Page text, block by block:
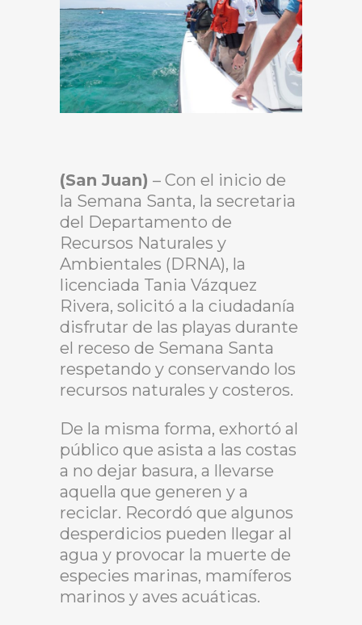
(San Juan) – Con el inicio de
la Semana Santa, la secretaria
del Departamento de
Recursos Naturales y
Ambientales (DRNA), la
licenciada Tania Vázquez
Rivera, solicitó a la ciudadanía
disfrutar de las playas durante
el receso de Semana Santa
respetando y conservando los
recursos naturales y costeros.
De la misma forma, exhortó al
público que asista a las costas
a no dejar basura, a llevarse
aquella que generen y a
reciclar. Recordó que algunos
desperdicios pueden llegar al
agua y provocar la muerte de
especies marinas, mamíferos
marinos y aves acuáticas.